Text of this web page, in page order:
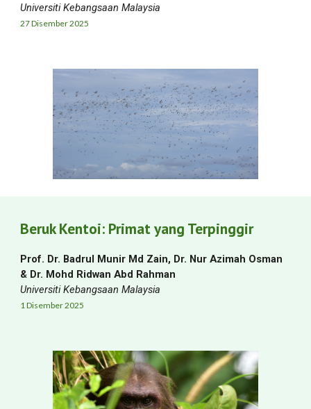
UniversitiKebangsaan Malaysia
27 Disember2025
Beruk Kentoi: Primat yang Terpinggir
Prof. Dr. Badrul Munir Md Zain, Dr. Nur Azimah Osman
& Dr. Mohd Ridwan Abd Rahman
Universiti Kebangsaan Malaysia
1Disember2025